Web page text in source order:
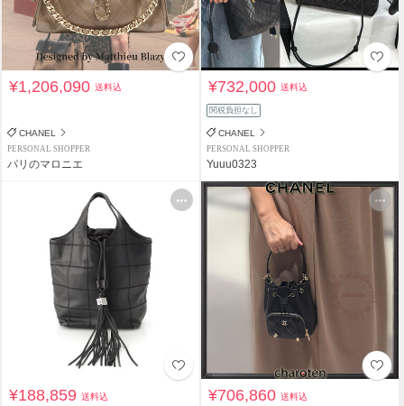
¥1,206,090送料込
CHANEL
PERSONAL SHOPPER
パリのマロニエ
¥732,000送料込
関税負担なし
CHANEL
PERSONAL SHOPPER
Yuuu0323
¥188,859送料込 ¥706,860送料込